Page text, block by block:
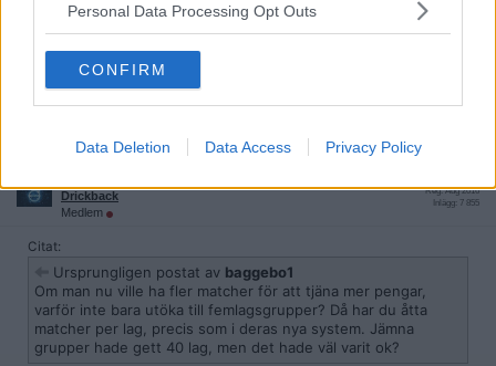
Personal Data Processing Opt Outs
CONFIRM
Data Deletion Data Access Privacy Policy
Medlem
inte bara utöka till femlagsgrupper? Då har du åtta matcher per
lag, precis som i deras nya system. Jämna grupper hade gett 40
lag, men det hade väl varit ok?
Drickback
Medlem
Reg: Aug 2016
Inlägg: 7 855
Citat:
Ursprungligen postat av baggebo1
Om man nu ville ha fler matcher för att tjäna mer pengar,
varför inte bara utöka till femlagsgrupper? Då har du åtta
matcher per lag, precis som i deras nya system. Jämna
grupper hade gett 40 lag, men det hade väl varit ok?